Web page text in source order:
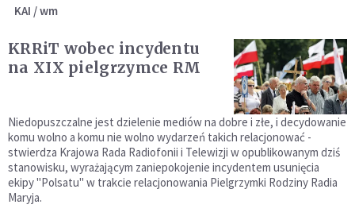
KAI / wm
KRRiT wobec incydentu
na XIX pielgrzymce RM
Niedopuszczalne jest dzielenie mediów na dobre i złe, i decydowanie
komu wolno a komu nie wolno wydarzeń takich relacjonować -
stwierdza Krajowa Rada Radiofonii i Telewizji w opublikowanym dziś
stanowisku, wyrażającym zaniepokojenie incydentem usunięcia
ekipy "Polsatu" w trakcie relacjonowania Pielgrzymki Rodziny Radia
Maryja.